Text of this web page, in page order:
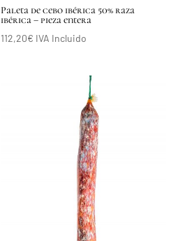
Paleta de cebo ibérica 50% raza
ibérica – pieza entera
112,20€ IVA Incluido